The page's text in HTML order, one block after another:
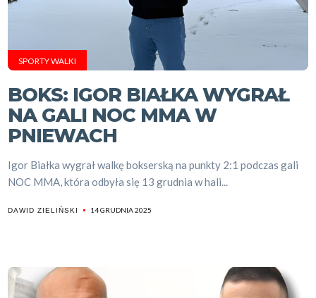
SPORTY WALKI
BOKS: IGOR BIAŁKA WYGRAŁ
NA GALI NOC MMA W
PNIEWACH
Igor Białka wygrał walkę bokserską na punkty 2:1 podczas gali
NOC MMA, która odbyła się 13 grudnia w hali...
DAWID ZIELIŃSKI 14 GRUDNIA 2025